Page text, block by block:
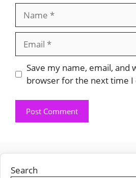
Save my name, email, and
browser for the next time
Search